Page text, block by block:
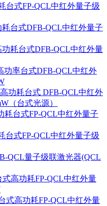
台式FP-QCL中红外量子级
耗台式DFB-QCL中红外量子
功耗台式DFB-QCL中红外量
功率台式DFB-QCL中红外
功耗台式 DFB-QCL中红外
（台式光源）
耗台式FP-QCL中红外量子
台式FP-QCL中红外量子级
QCL量子级联激光器(QCL
式高功耗FP-QCL中红外量
式高功耗FP-QCL中红外量